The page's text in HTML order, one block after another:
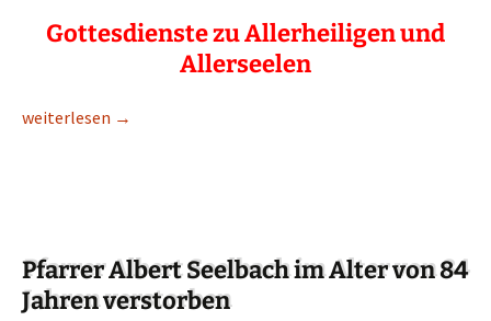
Gottesdienste zu Allerheiligen und
Allerseelen
Gottesdienste zu Allerheiligen und Allerseelen
weiterlesen →
Pfarrer Albert Seelbach im Alter von 84
Jahren verstorben